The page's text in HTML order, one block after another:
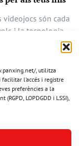
, utilitza
l’accés i registre
preferències a la
LOPDGDD i LSSI),
videojocs són cada
i la tecnologia
realisme i fins i tot